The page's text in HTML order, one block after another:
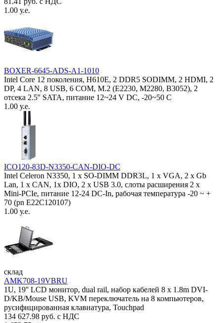
1.00 у.е.
BOXER-6645-ADS-A1-1010
Intel Core 12 поколения, H610E, 2 DDR5 SODIMM, 2 HDMI, 2
DP, 4 LAN, 8 USB, 6 COM, M.2 (E2230, M2280, B3052), 2
отсека 2.5'' SATA, питание 12~24 V DC, -20~50 C
1.00 у.е.
ICO120-83D-N3350-CAN-DIO-DC
Intel Celeron N3350, 1 х SO-DIMM DDR3L, 1 х VGA, 2 x Gb
Lan, 1 х CAN, 1x DIO, 2 х USB 3.0, слоты расширения 2 x
Mini-PCIe, питание 12-24 DC-In, рабочая температура -20 ~ +
70 (pn E22C120107)
1.00 у.е.
склад
AMK708-19VBRU
1U, 19'' LCD монитор, dual rail, набор кабелей 8 x 1.8m DVI-
D/KB/Mouse USB, KVM переключатель на 8 компьютеров,
русифицированная клавиатура, Touchpad
134 627.98 руб. с НДС